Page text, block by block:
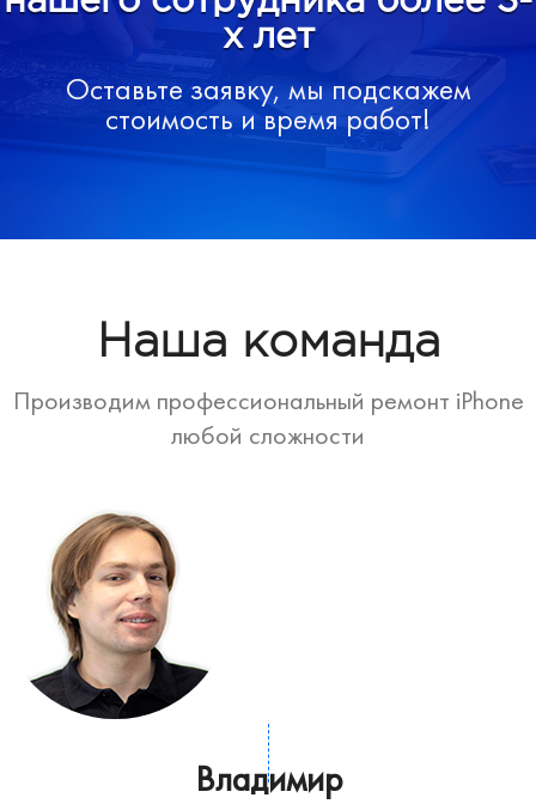
х лет
Оставьте заявку, мы подскажем
стоимость и время работ!
Наша команда
Производим профессиональный ремонт iPhone
любой сложности
Владимир